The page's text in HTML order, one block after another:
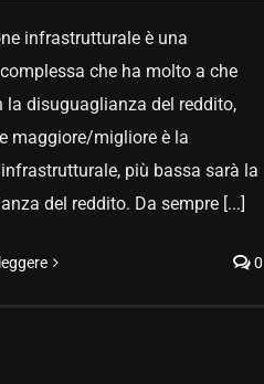
infrastrutturale è una
che ha molto a che
la disuguaglianza del reddito,
maggiore/migliore è la
più bassa sarà la
del reddito. Da sempre [...]
0